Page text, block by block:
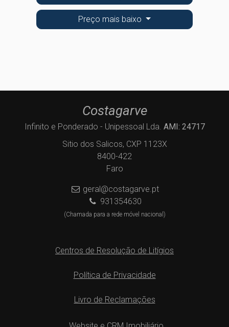
Preço mais baixo
Costagarve
Infinito e Ponderado - Unipessoal Lda. AMI: 24717
Sitio dos Salicos, CXP 1123X
8400-422
Faro
geral@costagarve.pt
931354630
(Chamada para a rede móvel nacional)
Centros de Resolução de Litígios
Política de Privacidade
Livro de Reclamações